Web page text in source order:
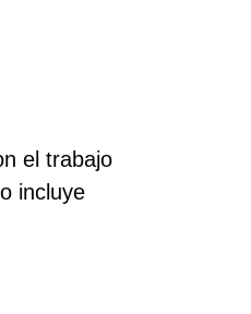
el trabajo
incluye